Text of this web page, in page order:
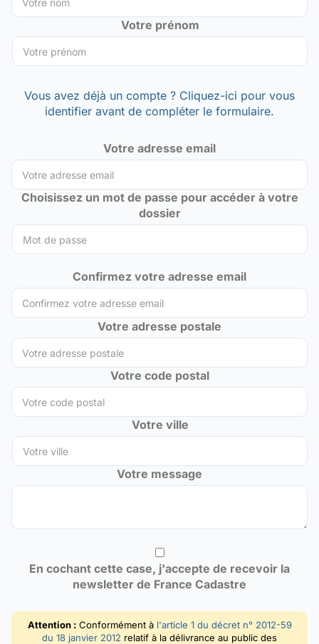
Votre prénom
Vous avez déjà un compte ? Cliquez-ici pour vous
identifier avant de compléter le formulaire.
Votre adresse email
Choisissez un mot de passe pour accéder à votre
dossier
Confirmez votre adresse email
Votre adresse postale
Votre code postal
Votre ville
Votre message
En cochant cette case, j'accepte de recevoir la
newsletter de France Cadastre
Attention :Conformément à l'article 1 du décret n° 2012-59
du 18 janvier 2012 relatif à la délivrance au public des